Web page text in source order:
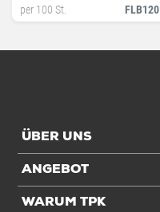
FLB120
per 100 St.
ÜBER UNS
ANGEBOT
WARUM TPK